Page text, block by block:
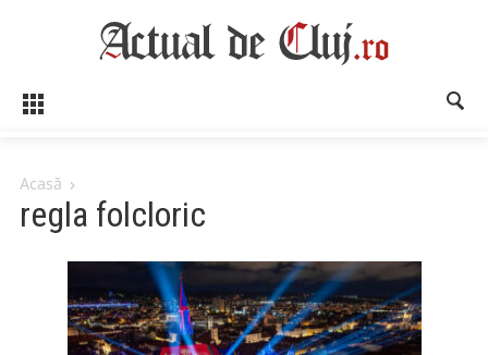
Acasă
regla folcloric